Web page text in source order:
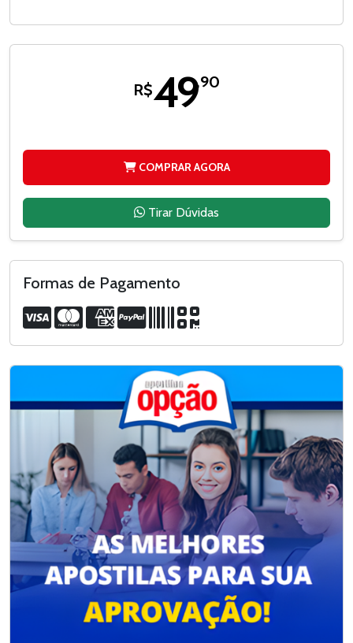
R$49,90
COMPRAR AGORA
Tirar Dúvidas
Formas de Pagamento